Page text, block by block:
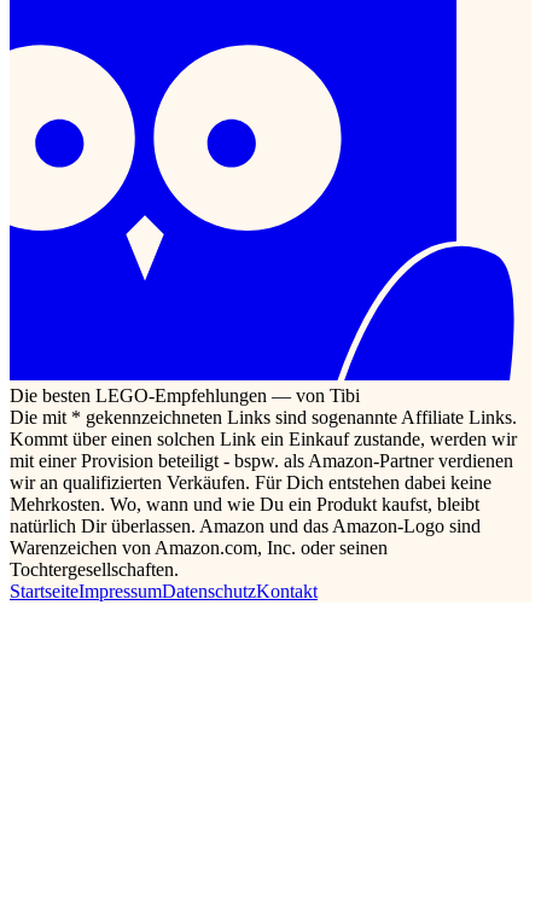
Die besten LEGO-Empfehlungen — von Tibi
Die mit * gekennzeichneten Links sind sogenannte Affiliate Links.
Kommt über einen solchen Link ein Einkauf zustande, werden wir
mit einer Provision beteiligt - bspw. als Amazon-Partner verdienen
wir an qualifizierten Verkäufen. Für Dich entstehen dabei keine
Mehrkosten. Wo, wann und wie Du ein Produkt kaufst, bleibt
natürlich Dir überlassen. Amazon und das Amazon-Logo sind
Warenzeichen von Amazon.com, Inc. oder seinen
Tochtergesellschaften.
StartseiteImpressumDatenschutzKontakt